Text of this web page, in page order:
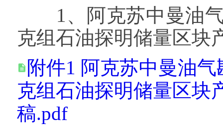
1、阿克苏中曼油气
克组石油探明储量区块
附件1 阿克苏中曼油
克组石油探明储量区块
稿.pdf